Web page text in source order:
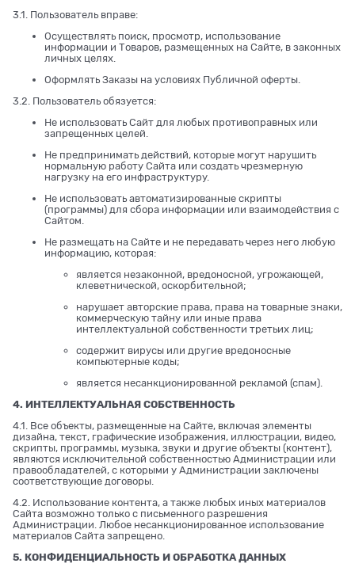
3.1. Пользователь вправе:
Осуществлять поиск, просмотр, использование
информации и Товаров, размещенных на Сайте, в законных
личных целях.
Оформлять Заказы на условиях Публичной оферты.
3.2. Пользователь обязуется:
Не использовать Сайт для любых противоправных или
запрещенных целей.
Не предпринимать действий, которые могут нарушить
нормальную работу Сайта или создать чрезмерную
нагрузку на его инфраструктуру.
Не использовать автоматизированные скрипты
(программы) для сбора информации или взаимодействия с
Сайтом.
Не размещать на Сайте и не передавать через него любую
информацию, которая:
является незаконной, вредоносной, угрожающей,
клеветнической, оскорбительной;
нарушает авторские права, права на товарные знаки,
коммерческую тайну или иные права
интеллектуальной собственности третьих лиц;
содержит вирусы или другие вредоносные
компьютерные коды;
является несанкционированной рекламой (спам).
4. ИНТЕЛЛЕКТУАЛЬНАЯ СОБСТВЕННОСТЬ
4.1. Все объекты, размещенные на Сайте, включая элементы
дизайна, текст, графические изображения, иллюстрации, видео,
скрипты, программы, музыка, звуки и другие объекты (контент),
являются исключительной собственностью Администрации или
правообладателей, с которыми у Администрации заключены
соответствующие договоры.
4.2. Использование контента, а также любых иных материалов
Сайта возможно только с письменного разрешения
Администрации. Любое несанкционированное использование
материалов Сайта запрещено.
5. КОНФИДЕНЦИАЛЬНОСТЬ И ОБРАБОТКА ДАННЫХ